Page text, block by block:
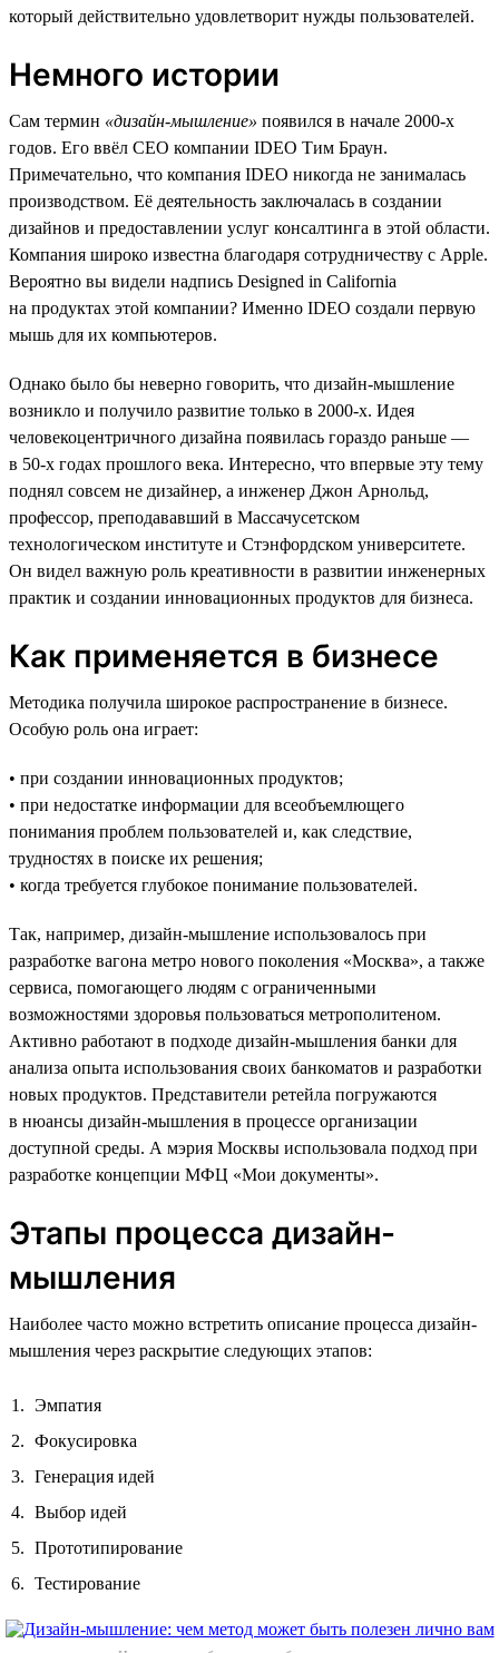
который действительно удовлетворит нужды пользователей.
Немного истории
Сам термин «дизайн-мышление» появился в начале 2000-х
годов. Его ввёл СЕО компании IDEO Тим Браун.
Примечательно, что компания IDEO никогда не занималась
производством. Её деятельность заключалась в создании
дизайнов и предоставлении услуг консалтинга в этой области.
Компания широко известна благодаря сотрудничеству с Apple.
Вероятно вы видели надпись Designed in California
на продуктах этой компании? Именно IDEO создали первую
мышь для их компьютеров.
Однако было бы неверно говорить, что дизайн-мышление
возникло и получило развитие только в 2000-х. Идея
человекоцентричного дизайна появилась гораздо раньше —
в 50-х годах прошлого века. Интересно, что впервые эту тему
поднял совсем не дизайнер, а инженер Джон Арнольд,
профессор, преподававший в Массачусетском
технологическом институте и Стэнфордском университете.
Он видел важную роль креативности в развитии инженерных
практик и создании инновационных продуктов для бизнеса.
Как применяется в бизнесе
Методика получила широкое распространение в бизнесе.
Особую роль она играет:
• при создании инновационных продуктов;
• при недостатке информации для всеобъемлющего
понимания проблем пользователей и, как следствие,
трудностях в поиске их решения;
• когда требуется глубокое понимание пользователей.
Так, например, дизайн-мышление использовалось при
разработке вагона метро нового поколения «Москва», а также
сервиса, помогающего людям с ограниченными
возможностями здоровья пользоваться метрополитеном.
Активно работают в подходе дизайн-мышления банки для
анализа опыта использования своих банкоматов и разработки
новых продуктов. Представители ретейла погружаются
в нюансы дизайн-мышления в процессе организации
доступной среды. А мэрия Москвы использовала подход при
разработке концепции МФЦ «Мои документы».
Этапы процесса дизайн-
мышления
Наиболее часто можно встретить описание процесса дизайн-
мышления через раскрытие следующих этапов:
Эмпатия
Фокусировка
Генерация идей
Выбор идей
Прототипирование
Тестирование